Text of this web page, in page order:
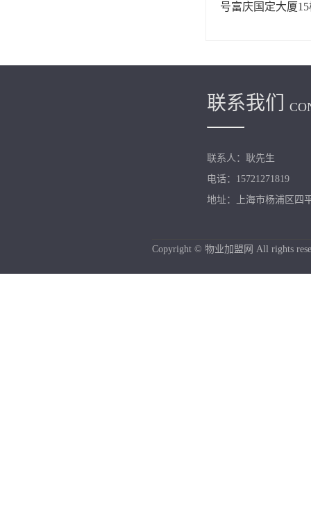
号富庆国定大厦
联系我们
联系人：耿先生
电话：15721271819
地址：上海市杨浦区四
Copyright © 物业加盟网 All rights